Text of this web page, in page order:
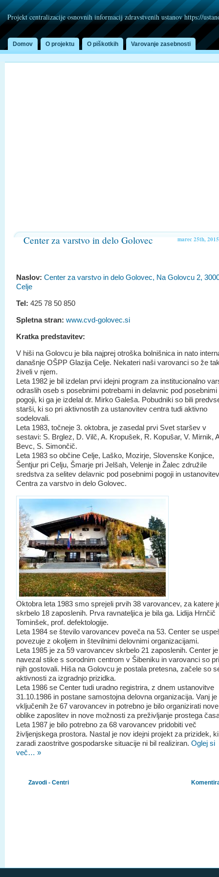
Projekt centralizacije osnovnih informacij zdravstvenih ustanov https://
Domov O projektu O piškotkih Varovanje zasebnosti
marec 25th, 2015
Center za varstvo in delo Golovec
Naslov: Center za varstvo in delo Golovec, Na Golovcu 2,
Celje
Tel: 425 78 50 850
Spletna stran: www.cvd-golovec.si
Kratka predstavitev:
V hiši na Golovcu je bila najprej otroška bolnišnica in nato
današnje OŠPP Glazija Celje. Nekateri naši varovanci so že
živeli v njem.
Leta 1982 je bil izdelan prvi idejni program za institucionalno
odraslih oseb s posebnimi potrebami in delavnic pod posebnimi
pogoji, ki ga je izdelal dr. Mirko Galeša. Pobudniki so bili
starši, ki so pri aktivnostih za ustanovitev centra tudi aktivno
sodelovali.
Leta 1983, točneje 3. oktobra, je zasedal prvi Svet staršev v
sestavi: S. Brglez, D. Vilč, A. Kropušek, R. Kopušar, V. Mirnik,
Bevc, S. Simončič.
Leta 1983 so občine Celje, Laško, Mozirje, Slovenske Konjice,
Šentjur pri Celju, Šmarje pri Jelšah, Velenje in Žalec združile
sredstva za selitev delavnic pod posebnimi pogoji in ustanovitev
Centra za varstvo in delo Golovec.
Oktobra leta 1983 smo sprejeli prvih 38 varovancev, za katere
skrbelo 18 zaposlenih. Prva ravnateljica je bila ga. Lidija Hrnčič
Tominšek, prof. defektologije.
Leta 1984 se število varovancev poveča na 53. Center se
povezuje z okoljem in številnimi delovnimi organizacijami.
Leta 1985 je za 59 varovancev skrbelo 21 zaposlenih. Center je
navezal stike s sorodnim centrom v Šibeniku in varovanci so pri
njih gostovali. Hiša na Golovcu je postala pretesna, začele so
aktivnosti za izgradnjo prizidka.
Leta 1986 se Center tudi uradno registrira, z dnem ustanovitve
31.10.1986 in postane samostojna delovna organizacija. Vanj je
vključenih že 67 varovancev in potrebno je bilo organizirati nove
oblike zaposlitev in nove možnosti za preživljanje prostega
Leta 1987 je bilo potrebno za 68 varovancev pridobiti več
življenjskega prostora. Nastal je nov idejni projekt za prizidek,
zaradi zaostritve gospodarske situacije ni bil realiziran. Oglej si
več… »
Zavodi - Centri